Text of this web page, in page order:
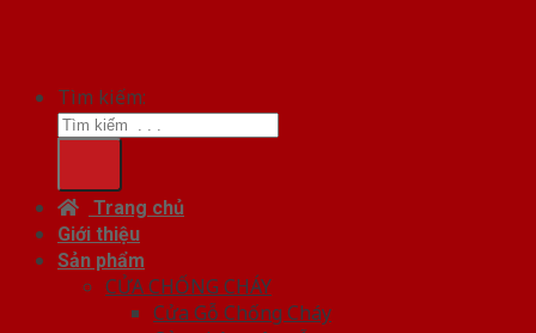
Tìm kiếm:
Trang chủ
Giới thiệu
Sản phẩm
CỬA CHỐNG CHÁY
Cửa Gỗ Chống Cháy